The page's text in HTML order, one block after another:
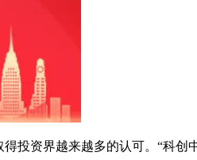
投资界越来越多的认可。“科创